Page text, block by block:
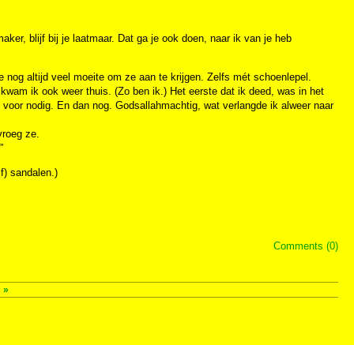
blijf bij je laatmaar. Dat ga je ook doen, naar ik van je heb
altijd veel moeite om ze aan te krijgen. Zelfs mét schoenlepel.
ik ook weer thuis. (Zo ben ik.) Het eerste dat ik deed, was in het
nodig. En dan nog. Godsallahmachtig, wat verlangde ik alweer naar
ze.
sandalen.)
Comments (0)
»